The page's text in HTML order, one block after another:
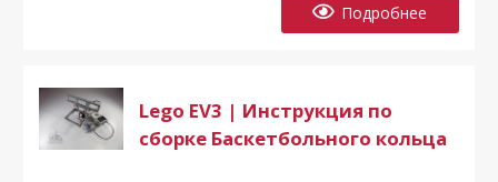
Подробнее
Lego EV3 | Инструкция по
сборке Баскетбольного кольца